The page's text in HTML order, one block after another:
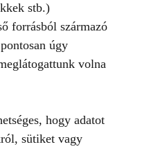
stb.)
forrásból származó
úgy
volna
hogy adatot
sütiket vagy